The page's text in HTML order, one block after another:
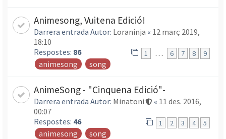
Animesong, Vuitena Edició!
Darrera entrada Autor: Loraninja « 12 març 2019,
18:10
Respostes: 86 1 … 6 7 8 9
animesong song
AnimeSong - "Cinquena Edició"-
Darrera entrada Autor: Minatoni « 11 des. 2016,
00:07
Respostes: 46 1 2 3 4 5
animesong song